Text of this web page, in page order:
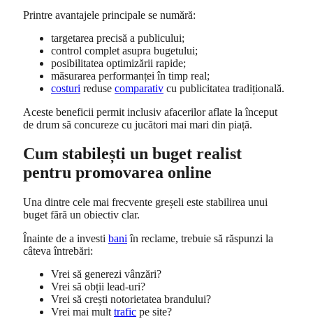
Printre avantajele principale se numără:
targetarea precisă a publicului;
control complet asupra bugetului;
posibilitatea optimizării rapide;
măsurarea performanței în timp real;
costuri reduse comparativ cu publicitatea tradițională.
Aceste beneficii permit inclusiv afacerilor aflate la început
de drum să concureze cu jucători mai mari din piață.
Cum stabilești un buget realist
pentru promovarea online
Una dintre cele mai frecvente greșeli este stabilirea unui
buget fără un obiectiv clar.
Înainte de a investi bani în reclame, trebuie să răspunzi la
câteva întrebări:
Vrei să generezi vânzări?
Vrei să obții lead-uri?
Vrei să crești notorietatea brandului?
Vrei mai mult trafic pe site?